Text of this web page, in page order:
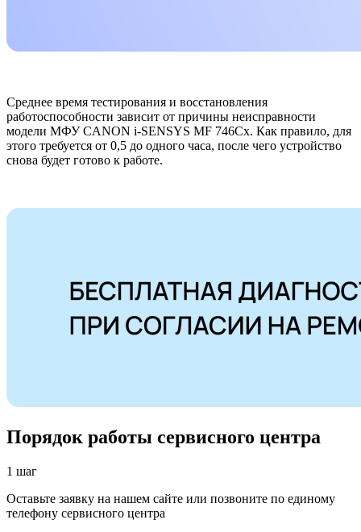
Среднее время тестирования и восстановления
работоспособности зависит от причины неисправности
модели МФУ CANON i-SENSYS MF 746Cx. Как правило, для
этого требуется от 0,5 до одного часа, после чего устройство
снова будет готово к работе.
Порядок работы сервисного центра
1 шаг
Оставьте заявку на нашем сайте или позвоните по единому
телефону сервисного центра